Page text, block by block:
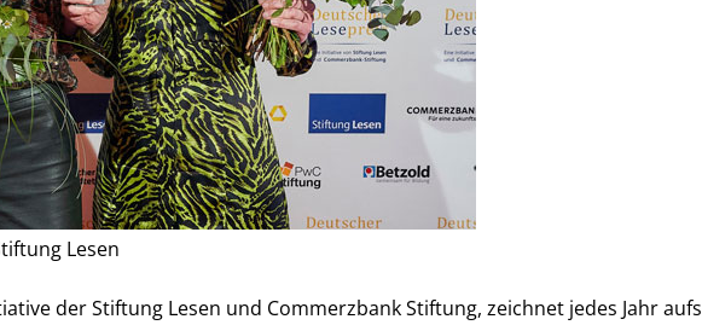
Lesen
der Stiftung Lesen und Commerzbank Stiftung, zeichnet jedes Jahr aufs